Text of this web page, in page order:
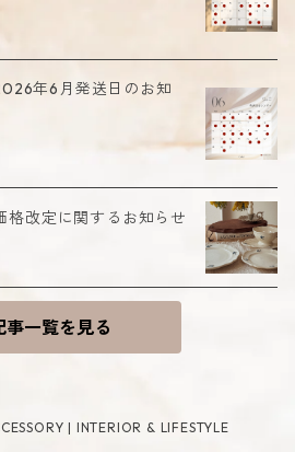
年6月発送日のお知
格改定に関するお知らせ
事一覧を見る
| INTERIOR & LIFESTYLE